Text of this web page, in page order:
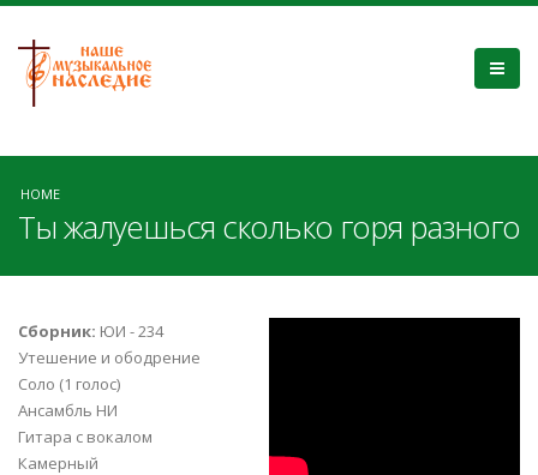
HOME
Ты жалуешься сколько горя разного
Сборник: ЮИ - 234
Утешение и ободрение
Соло (1 голос)
Ансамбль НИ
Гитара с вокалом
Камерный